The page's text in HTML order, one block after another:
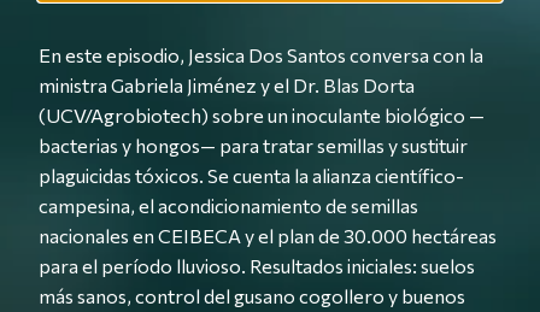
En este episodio, Jessica Dos Santos conversa con la
ministra Gabriela Jiménez y el Dr. Blas Dorta
(UCV/Agrobiotech) sobre un inoculante biológico —
bacterias y hongos— para tratar semillas y sustituir
plaguicidas tóxicos. Se cuenta la alianza científico-
campesina, el acondicionamiento de semillas
nacionales en CEIBECA y el plan de 30.000 hectáreas
para el período lluvioso. Resultados iniciales: suelos
más sanos, control del gusano cogollero y buenos